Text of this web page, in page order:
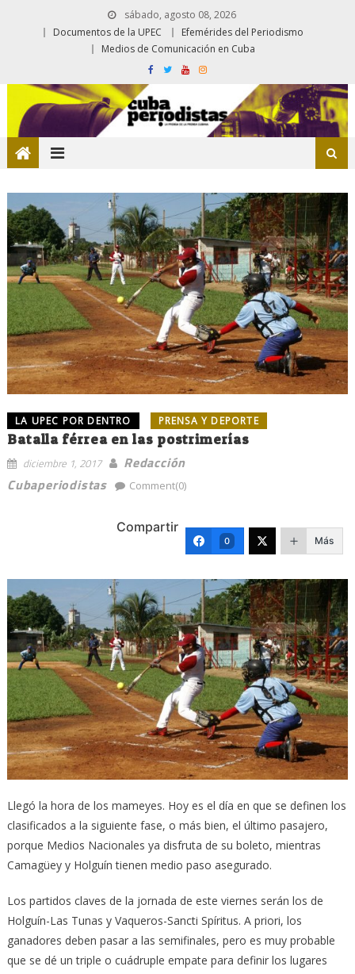
sábado, agosto 08, 2026
Documentos de la UPEC
Efemérides del Periodismo
Medios de Comunicación en Cuba
LA UPEC POR DENTRO PRENSA Y DEPORTE
Batalla férrea en las postrimerías
diciembre 1, 2017
Redacción
Cubaperiodistas
Comment(0)
Compartir
0 Más
Llegó la hora de los mameyes. Hoy es el día en que se definen los
clasificados a la siguiente fase, o más bien, el último pasajero,
porque Medios Nacionales ya disfruta de su boleto, mientras
Camagüey y Holguín tienen medio paso asegurado.
Los partidos claves de la jornada de este viernes serán los de
Holguín-Las Tunas y Vaqueros-Sancti Spíritus. A priori, los
ganadores deben pasar a las semifinales, pero es muy probable
que se dé un triple o cuádruple empate para definir los lugares